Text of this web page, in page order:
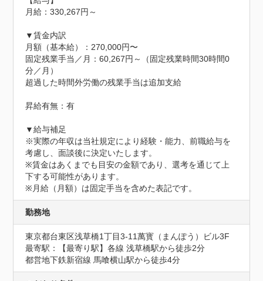
月給：330,267円～
▼賃金内訳
月額（基本給）：270,000円〜
固定残業手当／月：60,267円～（固定残業時間30時間0
分／月）
超過した時間外労働の残業手当は追加支給
昇給有無：有
▼給与補足
※実際の年収は当社規定により経験・能力、前職給与を
考慮し、面談後に決定いたします。
※賃金はあくまでも目安の金額であり、選考を通じて上
下する可能性があります。
※月給（月額）は固定手当を含めた表記です。
勤務地
東京都台東区浅草橋1丁目3-11萬寳（まんぽう）ビル3F
最寄駅：【最寄り駅】各線 浅草橋駅から徒歩2分
都営地下鉄新宿線 馬喰横山駅から徒歩4分